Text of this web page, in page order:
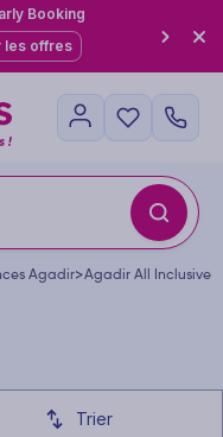
Booking
les offres
Agadir>Agadir All Inclusive
Trier